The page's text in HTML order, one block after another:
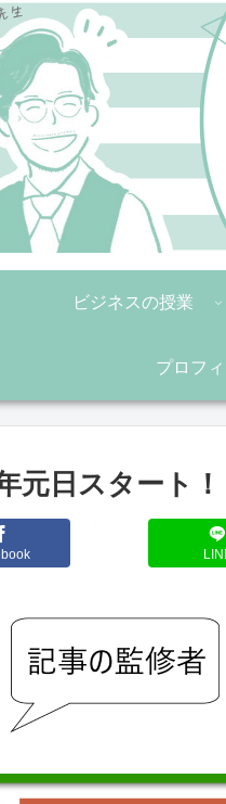
ビジネスの授業
プロフ
元日スタート！